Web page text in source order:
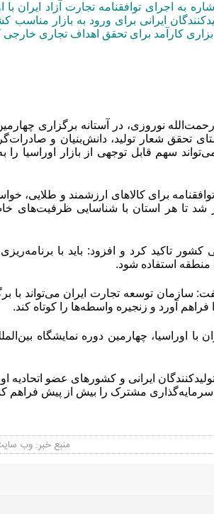
به اجرای توافقنامه تجارت آزاد
ایرانی برای ورود به بازار مناسب
کارآمد برای تحقق اهداف تجاری
نوروزی، در آستانه برگزاری
تحقق شعار تولید، دانش‌بنیان و
سهم قابل توجهی از بازار اوراسیا
برای کالاهای ارزشمند و طلایی،
تا هر استان با شناسایی ظرفیت‌های
تاکید کرد و افزود: باید با
استفاده شود.
سازمان توسعه تجارت ایران می‌تواند با
فراهم آورد و زنجیره واسطه‌ها را کوتاه کند.
اوراسیا، چهارمین دوره نمایشگاه
ایرانی و کشورهای عضو اتحادیه
مشترک را بیش از پیش فراهم
منبع خبر: وب سایت